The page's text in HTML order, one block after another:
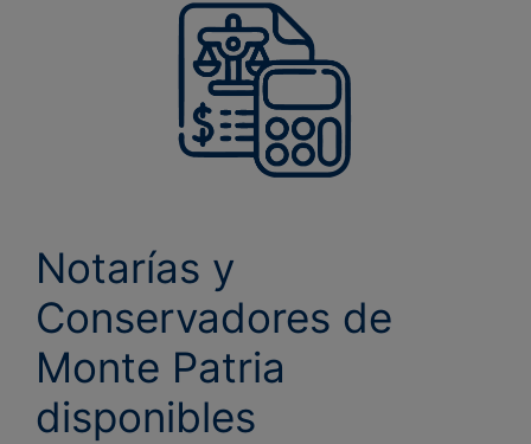
Notarías y
Conservadores de
Monte Patria
disponibles